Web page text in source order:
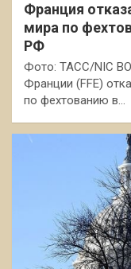
Франция
мира по
РФ
Фото: ТАСС/NIC
Франции (FFE)
по фехтованию в…